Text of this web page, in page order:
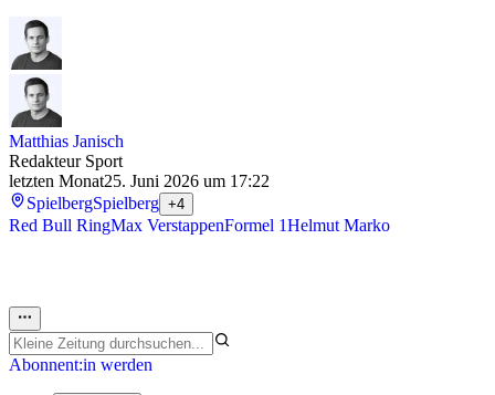
Matthias Janisch
Redakteur Sport
letzten Monat25. Juni 2026 um 17:22
SpielbergSpielberg +4
Red Bull RingMax VerstappenFormel 1Helmut Marko
Abonnent:in werden